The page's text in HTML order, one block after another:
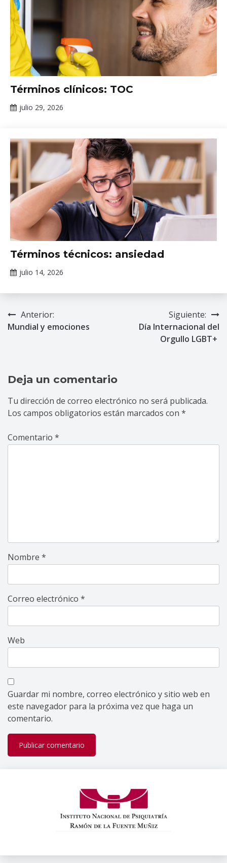
Tópicos
de
salud
Términos clínicos: TOC
julio 29, 2026
Tópicos
de
salud
Términos técnicos: ansiedad
julio 14, 2026
Gallardo
Navegación
Anterior:
Mundial y emociones
Siguiente:
Día Internacional del
Orgullo LGBT+
Deja un comentario
Tu dirección de correo electrónico no será publicada.
Los campos obligatorios están marcados con *
Comentario *
Nombre *
Correo electrónico *
Web
Guardar mi nombre, correo electrónico y sitio web en
este navegador para la próxima vez que haga un
comentario.